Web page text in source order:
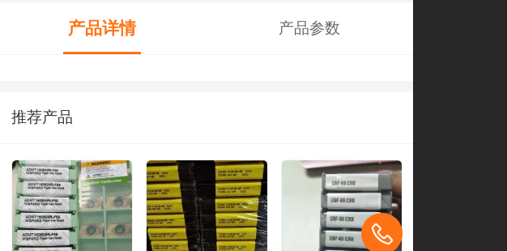
产品详情 产品参数
推荐产品